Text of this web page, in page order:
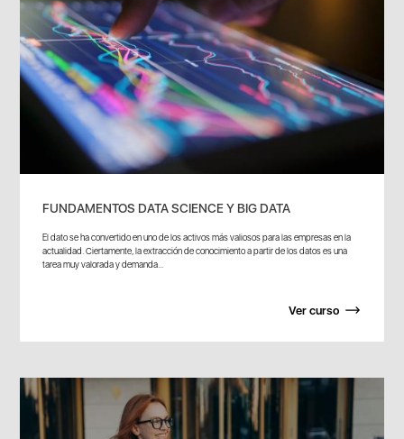
FUNDAMENTOS DATA SCIENCE Y BIG DATA
El dato se ha convertido en uno de los activos más valiosos para las empresas en la
actualidad. Ciertamente, la extracción de conocimiento a partir de los datos es una
tarea muy valorada y demanda...
Ver curso